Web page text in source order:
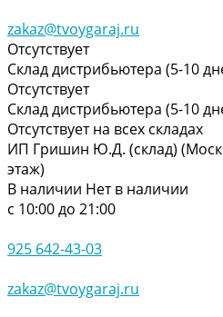
zakaz@tvoygaraj.ru
Отсутствует
Склад дистрибьютера (5-10
Отсутствует
Склад дистрибьютера (5-10
Отсутствует на всех складах
ИП Гришин Ю.Д. (склад)
этаж)
В наличии Нет в наличии
с 10:00 до 21:00
925 642-43-03
zakaz@tvoygaraj.ru